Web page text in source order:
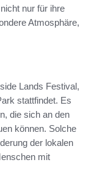
nur für ihre
Atmosphäre,
Lands Festival,
stattfindet. Es
die sich an den
können. Solche
der lokalen
mit